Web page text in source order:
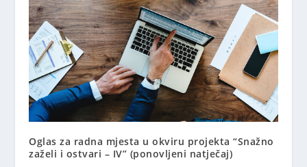
Oglas za radna mjesta u okviru projekta “Snažno
zaželi i ostvari – IV” (ponovljeni natječaj)